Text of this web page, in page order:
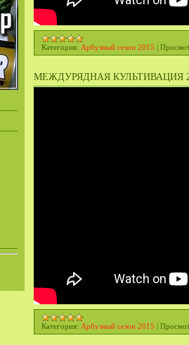
Категория: Арбузный сезон 2015 |
МЕЖДУРЯДНАЯ КУЛЬТИВАЦИЯ
Категория: Арбузный сезон 2015 |